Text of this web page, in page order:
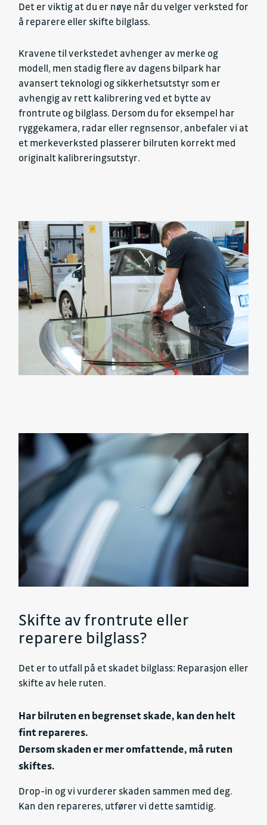
Det er viktig at du er nøye når du velger verksted for
å reparere eller skifte bilglass.
Kravene til verkstedet avhenger av merke og
modell, men stadig flere av dagens bilpark har
avansert teknologi og sikkerhetsutstyr som er
avhengig av rett kalibrering ved et bytte av
frontrute og bilglass. Dersom du for eksempel har
ryggekamera, radar eller regnsensor, anbefaler vi at
et merkeverksted plasserer bilruten korrekt med
originalt kalibreringsutstyr.
Skifte av frontrute eller
reparere bilglass?
Det er to utfall på et skadet bilglass: Reparasjon eller
skifte av hele ruten.
Har bilruten en begrenset skade, kan den helt
fint repareres.
Dersom skaden er mer omfattende, må ruten
skiftes.
Drop-in og vi vurderer skaden sammen med deg.
Kan den repareres, utfører vi dette samtidig.